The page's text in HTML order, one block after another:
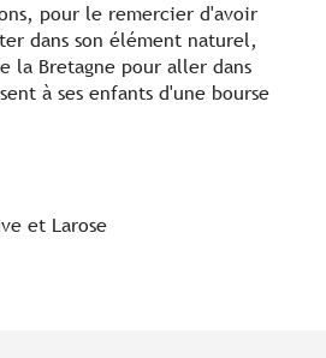
pour le remercier d'avoir
dans son élément naturel,
la Bretagne pour aller dans
à ses enfants d'une bourse
et Larose